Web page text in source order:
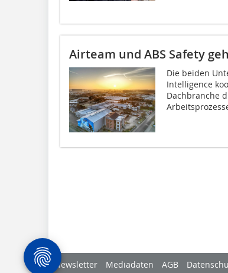
Airteam und ABS Safety
Die beiden
Intelligence
Dachbranche
Newsletter Mediadaten AGB